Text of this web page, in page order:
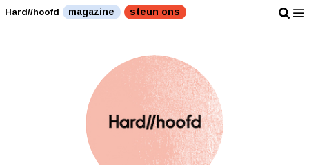
Hard//hoofd magazine steun ons